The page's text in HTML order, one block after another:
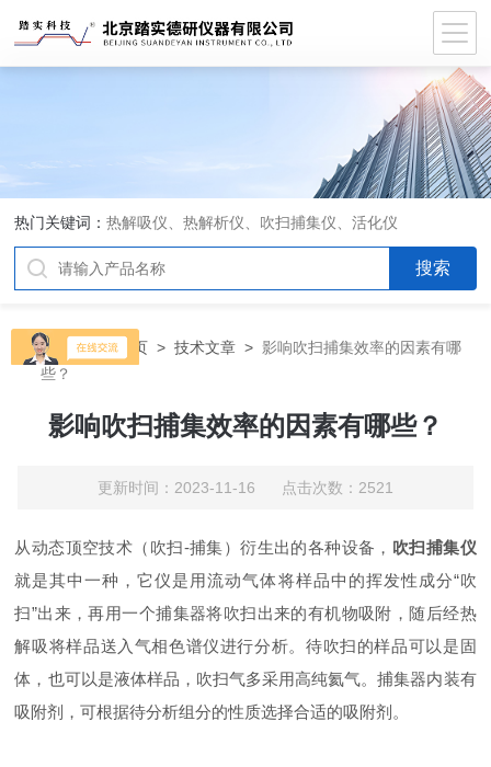
热门关键词：热解吸仪、热解析仪、吹扫捕集仪、活化仪
当前位置：首页 >技术文章 >影响吹扫捕集效率的因素有哪
些？
影响吹扫捕集效率的因素有哪些？
更新时间：2023-11-16 点击次数：2521
从动态顶空技术（吹扫-捕集）衍生出的各种设备， 吹扫捕集仪
就是其中一种，它仪是用流动气体将样品中的挥发性成分“吹
扫”出来，再用一个捕集器将吹扫出来的有机物吸附，随后经热
解吸将样品送入气相色谱仪进行分析。待吹扫的样品可以是固
体，也可以是液体样品，吹扫气多采用高纯氦气。捕集器内装有
吸附剂，可根据待分析组分的性质选择合适的吸附剂。